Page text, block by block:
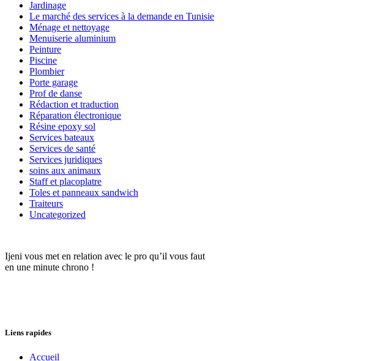
Jardinage
Le marché des services à la demande en Tunisie
Ménage et nettoyage
Menuiserie aluminium
Peinture
Piscine
Plombier
Porte garage
Prof de danse
Rédaction et traduction
Réparation électronique
Résine epoxy sol
Services bateaux
Services de santé
Services juridiques
soins aux animaux
Staff et placoplatre
Toles et panneaux sandwich
Traiteurs
Uncategorized
Ijeni vous met en relation avec le pro qu’il vous faut
en une minute chrono !
Liens rapides
Accueil